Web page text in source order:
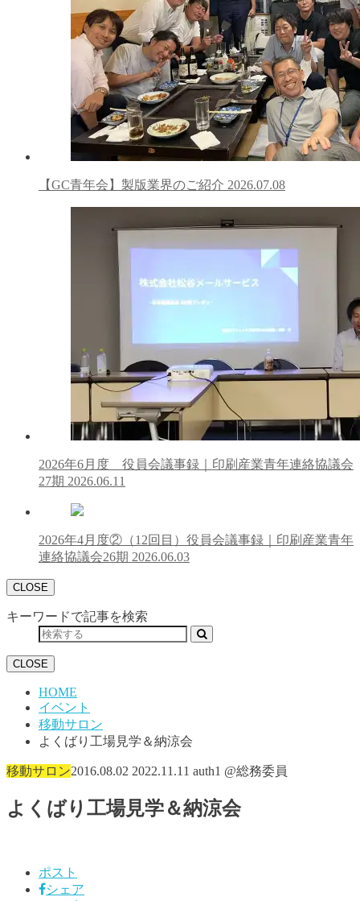
【GC青年会】製版業界のご紹介 2026.07.08
2026年6月度 役員会議事録｜印刷産業青年連絡協議会
27期 2026.06.11
2026年4月度②（12回目）役員会議事録｜印刷産業青年
連絡協議会26期 2026.06.03
CLOSE
キーワードで記事を検索
CLOSE
HOME
イベント
移動サロン
よくばり工場見学＆納涼会
移動サロン2016.08.02 2022.11.11 auth1 @総務委員
よくばり工場見学＆納涼会
ポスト
シェア